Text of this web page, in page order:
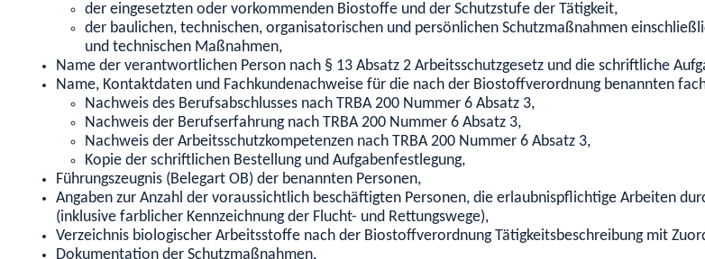
der eingesetzten oder vorkommenden Biostoffe und der Schutzstufe der Tätigkeit,
der baulichen, technischen, organisatorischen und persönlichen Schutzmaßnahmen
und technischen Maßnahmen,
Name der verantwortlichen Person nach § 13 Absatz 2 Arbeitsschutzgesetz und die schriftliche
Name, Kontaktdaten und Fachkundenachweise für die nach der Biostoffverordnung benannten
Nachweis des Berufsabschlusses nach TRBA 200 Nummer 6 Absatz 3,
Nachweis der Berufserfahrung nach TRBA 200 Nummer 6 Absatz 3,
Nachweis der Arbeitsschutzkompetenzen nach TRBA 200 Nummer 6 Absatz 3,
Kopie der schriftlichen Bestellung und Aufgabenfestlegung,
Führungszeugnis (Belegart OB) der benannten Personen,
Angaben zur Anzahl der voraussichtlich beschäftigten Personen, die erlaubnispflichtige Arbeiten
(inklusive farblicher Kennzeichnung der Flucht- und Rettungswege),
Verzeichnis biologischer Arbeitsstoffe nach der Biostoffverordnung Tätigkeitsbeschreibung mit
Dokumentation der Schutzmaßnahmen,